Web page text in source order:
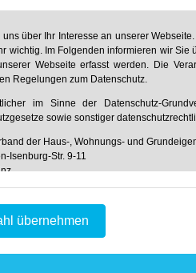
riskiert, ideale
der Experte.
spart sechs
alle Bewohner immer noch
stark zu heizen, erzielt
sich im Schnitt mit einer
energiesparenden wie
Lüften unter anderem:
uns über Ihr Interesse an unserer
wichtig. Im Folgenden informieren wir
Webseite erfasst werden. Die
Regelungen zum Datenschutz.
im Sinne der Datenschutz-
sowie sonstiger
der Haus-, Wohnungs- und
Isenburg-Str. 9-11
31 / 61 97 20
rlp.de
übernehmen